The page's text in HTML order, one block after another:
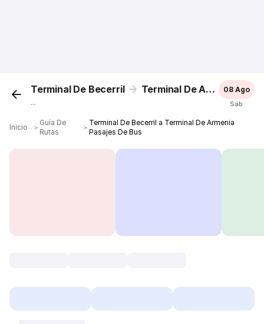
Terminal De Becerril Terminal De Armenia
...
08 Ago
Sáb
Inicio ＞
Guía De
Rutas
＞
Terminal De Becerril a Terminal De Armenia
Pasajes De Bus